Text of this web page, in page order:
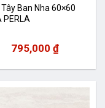
Ban Nha 60×60
PERLA
795,000 ₫